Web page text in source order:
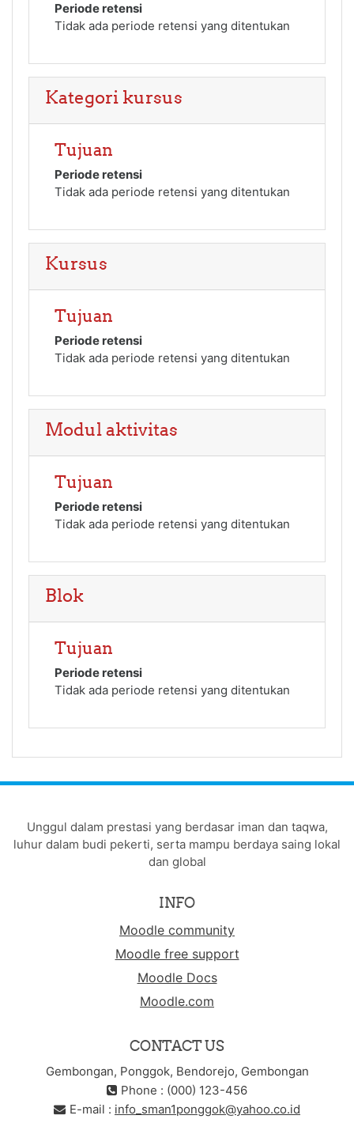
Periode retensi
Tidak ada periode retensi yang ditentukan
Kategori kursus
Tujuan
Periode retensi
Tidak ada periode retensi yang ditentukan
Kursus
Tujuan
Periode retensi
Tidak ada periode retensi yang ditentukan
Modul aktivitas
Tujuan
Periode retensi
Tidak ada periode retensi yang ditentukan
Blok
Tujuan
Periode retensi
Tidak ada periode retensi yang ditentukan
Unggul dalam prestasi yang berdasar iman dan taqwa,
luhur dalam budi pekerti, serta mampu berdaya saing lokal
dan global
INFO
Moodle community
Moodle free support
Moodle Docs
Moodle.com
CONTACT US
Gembongan, Ponggok, Bendorejo, Gembongan
Phone : (000) 123-456
E-mail : info_sman1ponggok@yahoo.co.id